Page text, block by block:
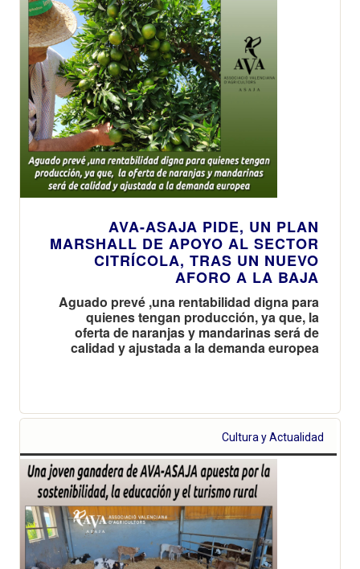
AVA-ASAJA PIDE, UN PLAN
MARSHALL DE APOYO AL SECTOR
CITRÍCOLA, TRAS UN NUEVO
AFORO A LA BAJA
Aguado prevé ,una rentabilidad digna para
quienes tengan producción, ya que, la
oferta de naranjas y mandarinas será de
calidad y ajustada a la demanda europea
Cultura y Actualidad